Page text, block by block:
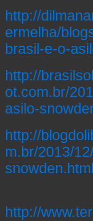
http://
ermelha/
brasil-e-o-
http://
ot.com.br/
asilo-
http://
m.br/2013/
snowden.html
http://